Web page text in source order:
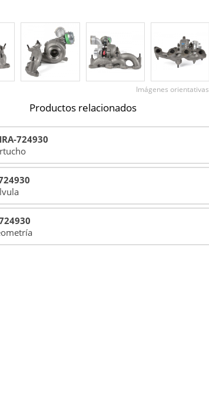
Imágenes orientativas
Productos relacionados
724930